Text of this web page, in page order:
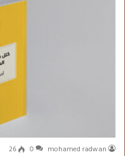
mohamed radwan
0
26